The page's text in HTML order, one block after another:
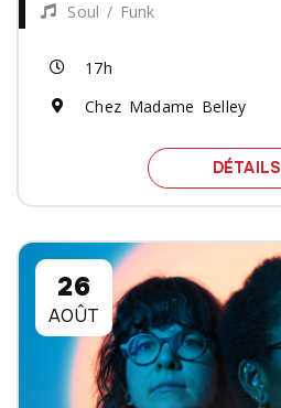
Soul / Funk
17h
Chez Madame Belley
DÉTAILS
26
AOÛT